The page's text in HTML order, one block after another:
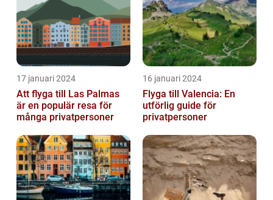
17 januari 2024
Att flyga till Las Palmas
är en populär resa för
många privatpersoner
16 januari 2024
Flyga till Valencia: En
utförlig guide för
privatpersoner